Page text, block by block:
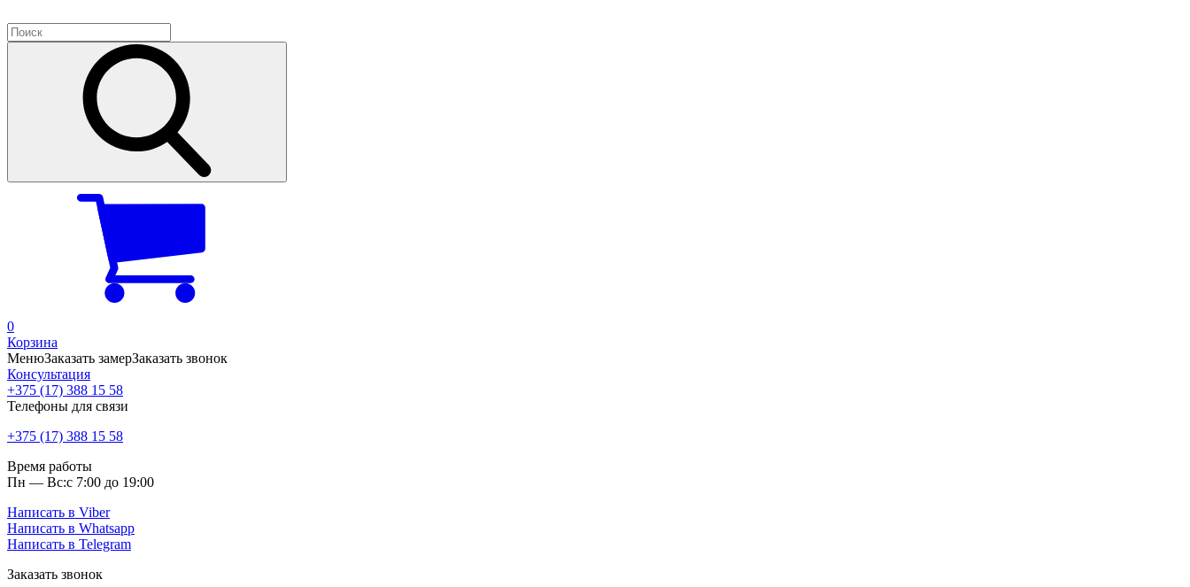
0
Корзина
МенюЗаказать замерЗаказать звонок
Консультация
+375 (17) 388 15 58
Телефоны для связи
+375 (17) 388 15 58
Время работы
Пн — Вс:с 7:00 до 19:00
Написать в Viber
Написать в Whatsapp
Написать в Telegram
Заказать звонок